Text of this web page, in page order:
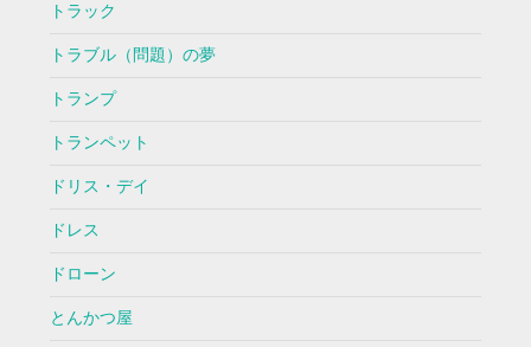
トラック
トラブル（問題）の夢
トランプ
トランペット
ドリス・デイ
ドレス
ドローン
とんかつ屋